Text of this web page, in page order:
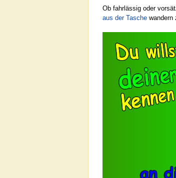
Ob fahrlässig oder
aus der Tasche wandern